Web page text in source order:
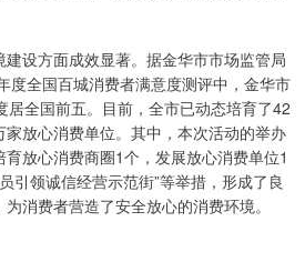
设方面成效显著。据金华市市场监管局
度全国百城消费者满意度测评中，金华市
居全国前五。目前，全市已动态培育了42
放心消费单位。其中，本次活动的举办
放心消费商圈1个，发展放心消费单位1
引领诚信经营示范街”等举措，形成了良
消费者营造了安全放心的消费环境。
-34.08 -0.24%